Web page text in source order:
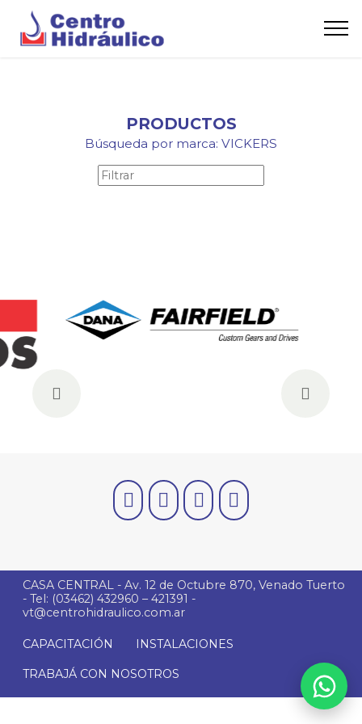
PRODUCTOS
Búsqueda por marca: VICKERS
Previous Next
CASA CENTRAL - Av. 12 de Octubre 870, Venado Tuerto
- Tel: (03462) 432960 – 421391 -
vt@centrohidraulico.com.ar
CAPACITACIÓN INSTALACIONES
TRABAJÁ CON NOSOTROS